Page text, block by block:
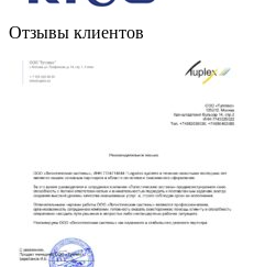
Отзывы клиентов